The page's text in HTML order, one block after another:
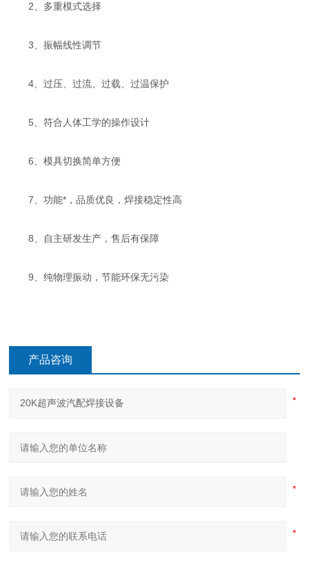
2、多重模式选择
3、振幅线性调节
4、过压、过流、过载、过温保护
5、符合人体工学的操作设计
6、模具切换简单方便
7、功能*，品质优良，焊接稳定性高
8、自主研发生产，售后有保障
9、纯物理振动，节能环保无污染
产品咨询